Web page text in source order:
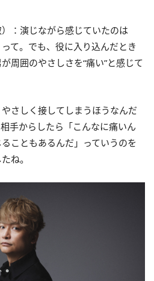
：演じながら感じていたのは
て。でも、役に入り込んだとき
周囲のやさしさを“痛い”と感じて
さしく接してしまうほうなんだ
手からしたら「こんなに痛いん
こともあるんだ」っていうのを
ね。